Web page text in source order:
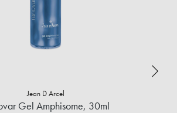
Jean D Arcel
Gel Amphisome, 30ml